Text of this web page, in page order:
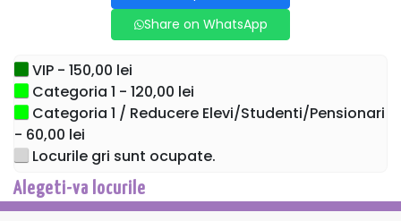
Share on WhatsApp
VIP - 150,00 lei
Categoria 1 - 120,00 lei
Categoria 1 / Reducere Elevi/Studenti/Pensionari
- 60,00 lei
Locurile gri sunt ocupate.
Alegeti-va locurile